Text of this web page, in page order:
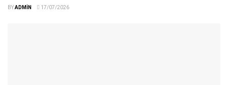
BYADMIN 17/07/2026